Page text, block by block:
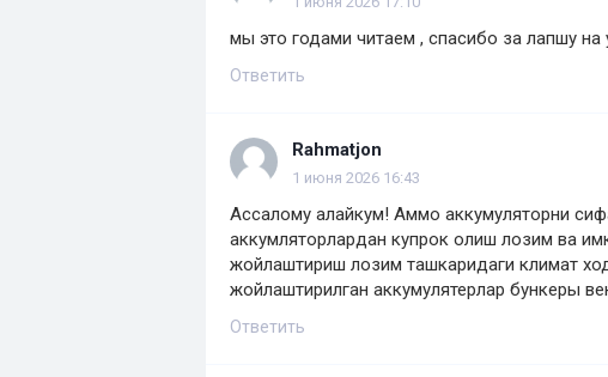
мы это годами читаем , спасибо за лапшу на
Ответить
Rahmatjon
1 июня 2026 16:43
Ассалому алайкум! Аммо аккумуляторни
аккумляторлардан купрок олиш лозим ва
жойлаштириш лозим ташкаридаги климат
жойлаштирилган аккумулятерлар бункеры
Ответить